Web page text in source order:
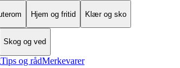
Hjem og fritid Klær og sko
Skog og ved
Tips og rådMerkevarer